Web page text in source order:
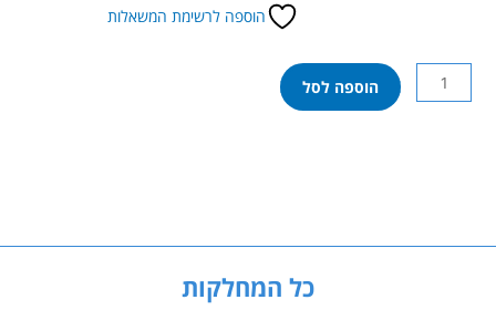
הוספה לרשימת המשאלות
כמות
של
הוספה לסל
כל המחלקות